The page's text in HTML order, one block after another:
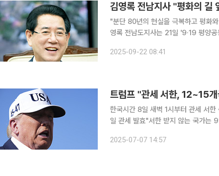
김영록 전남지사 "평화의 길
"분단 80년의 현실을 극복하고 평화와
영록 전남도지사는 21일 '9·19 평양
상은 전쟁 없는 한반도를 선언하며,
2025-09-22 08:41
트럼프 "관세 서한, 12~15
한국시간 8일 새벽 1시부터 관세 서
일 관세 발효"서한 받지 않는 국가는 9일부
황에 관심이 쏠리고 있다. 서한을 받
2025-07-07 14:57